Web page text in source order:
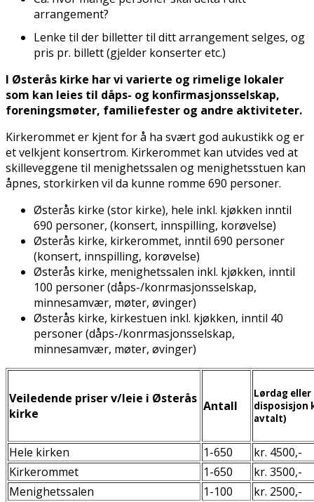
arrangement?
Lenke til der billetter til ditt arrangement selges, og
pris pr. billett (gjelder konserter etc.)
I Østerås kirke har vi varierte og rimelige lokaler
som kan leies til dåps- og konfirmasjonsselskap,
foreningsmøter, familiefester og andre aktiviteter.
Kirkerommet er kjent for å ha svært god aukustikk og er
et velkjent konsertrom. Kirkerommet kan utvides ved at
skilleveggene til menighetssalen og menighetsstuen kan
åpnes, storkirken vil da kunne romme 690 personer.
Østerås kirke (stor kirke), hele inkl. kjøkken inntil
690 personer, (konsert, innspilling, korøvelse)
Østerås kirke, kirkerommet, inntil 690 personer
(konsert, innspilling, korøvelse)
Østerås kirke, menighetssalen inkl. kjøkken, inntil
100 personer (dåps-/konfirmasjonsselskap,
minnesamvær, møter, øvinger)
Østerås kirke, kirkestuen inkl. kjøkken, inntil 40
personer (dåps-/konfirmasjonsselskap,
minnesamvær, møter, øvinger)
Veiledende priser v/leie i Østerås
kirke
Antall
Lørdag
disposisjon
avtalt)
Hele kirken 1-650
kr. 4500,-
Kirkerommet
1-650
kr. 3500,-
Menighetssalen
1-100
kr. 2500,-